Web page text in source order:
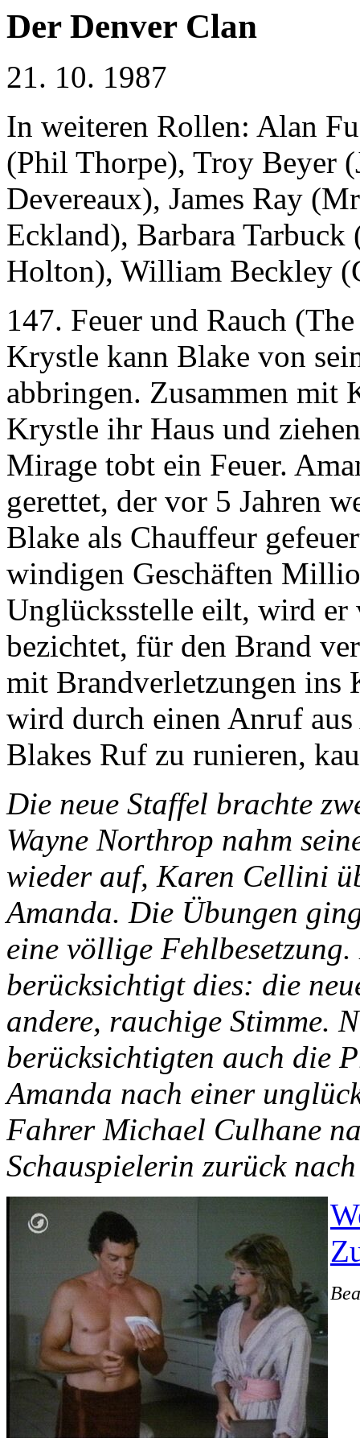
Der Denver Clan
21. 10. 1987
In weiteren Rollen: Alan
(Phil Thorpe), Troy Beyer
Devereaux), James Ray
Eckland), Barbara Tarbuck
Holton), William Beckley
147. Feuer und Rauch
Krystle kann Blake von
abbringen. Zusammen mit
Krystle ihr Haus und
Mirage tobt ein Feuer.
gerettet, der vor 5 Jahren
Blake als Chauffeur
windigen Geschäften
Unglücksstelle eilt, wird er
bezichtet, für den Brand
mit Brandverletzungen ins
wird durch einen Anruf
Blakes Ruf zu runieren,
Die neue Staffel brachte
Wayne Northrop nahm
wieder auf, Karen Cellini
Amanda. Die Übungen
eine völlige
berücksichtigt dies: die
andere, rauchige Stimme.
berücksichtigten auch die
Amanda nach einer
Fahrer Michael Culhane
Schauspielerin zurück